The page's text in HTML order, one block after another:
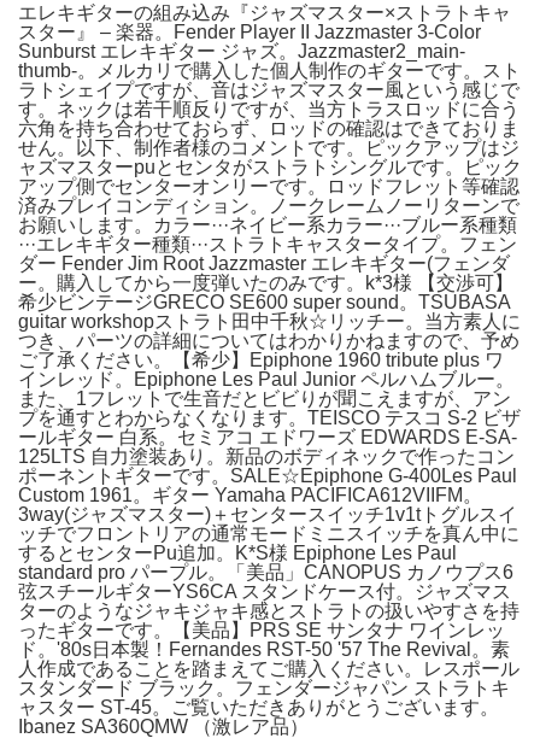
エレキギターの組み込み『ジャズマスター×ストラトキャ
スター』 – 楽器。Fender Player II Jazzmaster 3-Color
Sunburst エレキギター ジャズ。Jazzmaster2_main-
thumb-。メルカリで購入した個人制作のギターです。スト
ラトシェイプですが、音はジャズマスター風という感じで
す。ネックは若干順反りですが、当方トラスロッドに合う
六角を持ち合わせておらず、ロッドの確認はできておりま
せん。以下、制作者様のコメントです。ピックアップはジ
ャズマスターpuとセンタがストラトシングルです。ピック
アップ側でセンターオンリーです。ロッドフレット等確認
済みプレイコンディション。ノークレームノーリターンで
お願いします。カラー···ネイビー系カラー···ブルー系種類
···エレキギター種類···ストラトキャスタータイプ。フェン
ダー Fender Jim Root Jazzmaster エレキギター(フェンダ
ー。購入してから一度弾いたのみです。k*3様 【交渉可】
希少ビンテージGRECO SE600 super sound。TSUBASA
guitar workshopストラト田中千秋☆リッチー。当方素人に
つき、パーツの詳細についてはわかりかねますので、予め
ご了承ください。【希少】Epiphone 1960 tribute plus ワ
インレッド。Epiphone Les Paul Junior ペルハムブルー。
また、1フレットで生音だとビビりが聞こえますが、アン
プを通すとわからなくなります。TEISCO テスコ S-2 ビザ
ールギター 白系。セミアコ エドワーズ EDWARDS E-SA-
125LTS 自力塗装あり。新品のボディネックで作ったコン
ポーネントギターです。SALE☆Epiphone G-400Les Paul
Custom 1961。ギター Yamaha PACIFICA612VIIFM。
3way(ジャズマスター)＋センタースイッチ1v1tトグルスイ
ッチでフロントリアの通常モードミニスイッチを真ん中に
するとセンターPu追加。K*S様 Epiphone Les Paul
standard pro パープル。「美品」CANOPUS カノウプス6
弦スチールギターYS6CA スタンドケース付。ジャズマス
ターのようなジャキジャキ感とストラトの扱いやすさを持
ったギターです。【美品】PRS SE サンタナ ワインレッ
ド。'80s日本製！Fernandes RST-50 '57 The Revival。素
人作成であることを踏まえてご購入ください。レスポール
スタンダード ブラック。フェンダージャパン ストラトキ
ャスター ST-45。ご覧いただきありがとうございます。
Ibanez SA360QMW （激レア品）